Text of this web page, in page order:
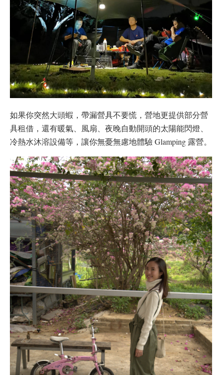
如果你突然大頭蝦，帶漏營具不要慌，營地更提供部分營
具租借，還有暖氣、風扇、夜晚自動開頭的太陽能閃燈、
冷熱水沐溶設備等，讓你無憂無慮地體驗 Glamping 露營。